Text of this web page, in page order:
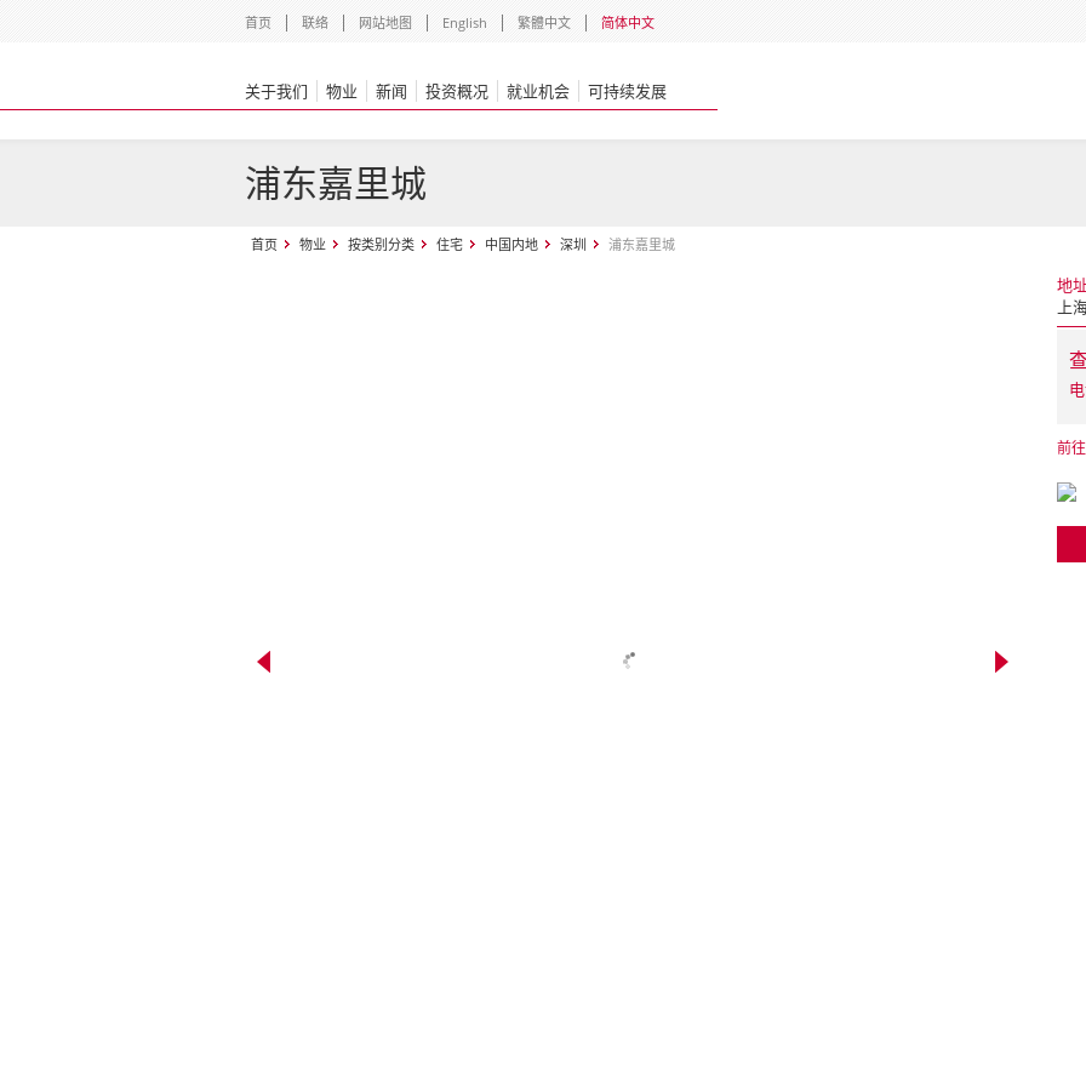
首页 联络 网站地图 English 繁體中文 简体中文
关于我们 物业 新闻 投资概况 就业机会 可持续发展
浦东嘉里城
首页 物业 按类别分类 住宅 中国内地 深圳 浦东嘉里城
地
上
前